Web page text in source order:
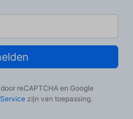
reCAPTCHA en Google
zijn van toepassing.